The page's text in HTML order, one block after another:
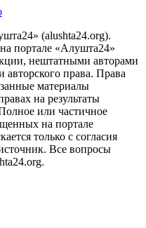
(alushta24.org).
портале «Алушта24»
нештатными авторами
авторского права. Права
материалы
на результаты
или частичное
на портале
только с согласия
Все вопросы